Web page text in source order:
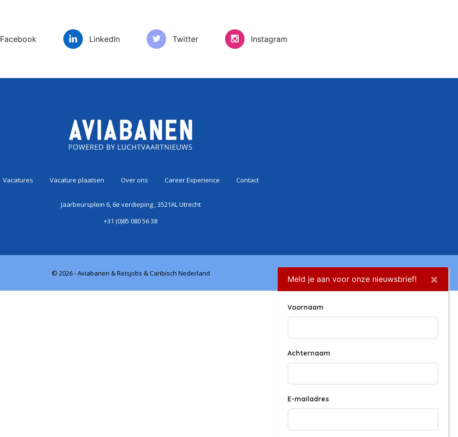
Facebook LinkedIn Twitter Instagram
Vacatures Vacature plaatsen Over ons Career Experience Contact
Jaarbeursplein 6, 6e verdieping , 3521AL Utrecht
+31 (0)85 080 56 38
© 2026 - Aviabanen & Reisjobs & Caribisch Nederland
Meld je aan voor onze nieuwsbrief! ×
Voornaam
Achternaam
E-mailadres